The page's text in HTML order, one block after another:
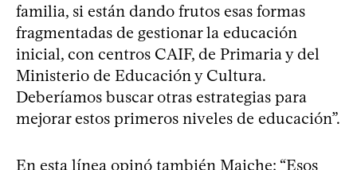
familia, si están dando frutos esas formas
fragmentadas de gestionar la educación
inicial, con centros CAIF, de Primaria y del
Ministerio de Educación y Cultura.
Deberíamos buscar otras estrategias para
mejorar estos primeros niveles de educación”.
En esta línea opinó también Maiche: “Esos